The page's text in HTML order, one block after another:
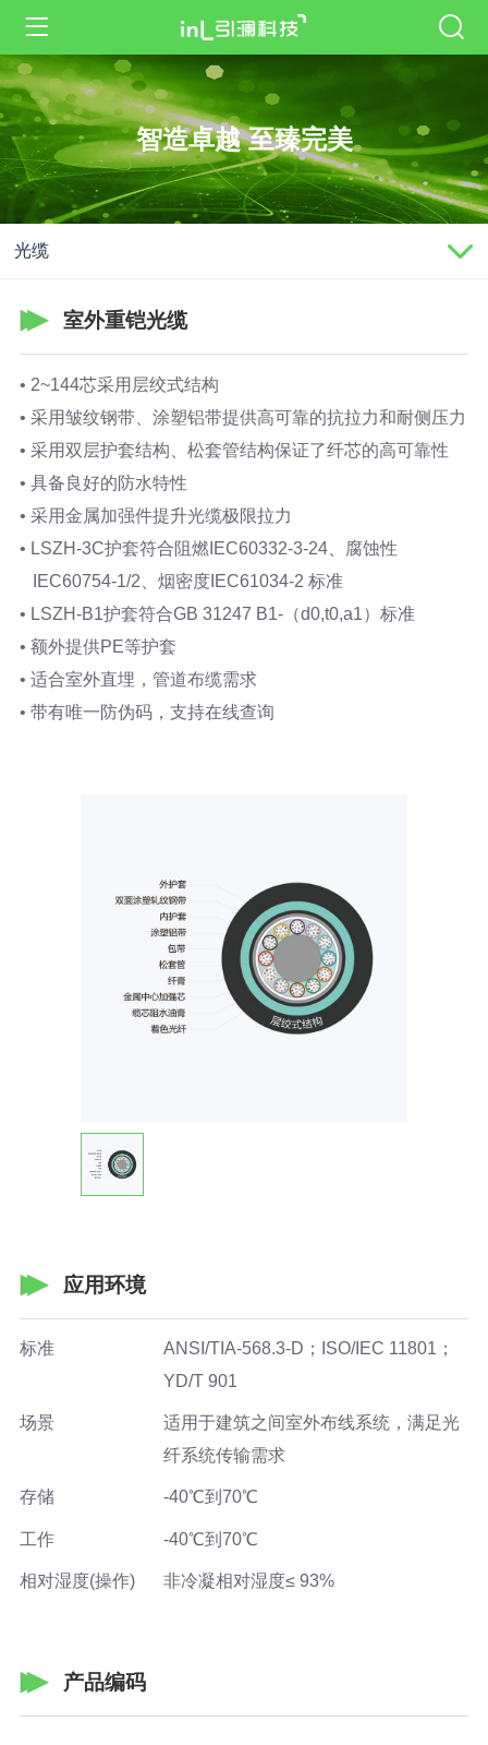
智造卓越 至臻完美
光缆
室外重铠光缆
• 2~144芯采用层绞式结构
• 采用皱纹钢带、涂塑铝带提供高可靠的抗拉力和耐侧压力
• 采用双层护套结构、松套管结构保证了纤芯的高可靠性
• 具备良好的防水特性
• 采用金属加强件提升光缆极限拉力
• LSZH-3C护套符合阻燃IEC60332-3-24、腐蚀性
IEC60754-1/2、烟密度IEC61034-2 标准
• LSZH-B1护套符合GB 31247 B1-（d0,t0,a1）标准
• 额外提供PE等护套
• 适合室外直埋，管道布缆需求
• 带有唯一防伪码，支持在线查询
应用环境
标准
ANSI/TIA-568.3-D；ISO/IEC 11801；
YD/T 901
场景
适用于建筑之间室外布线系统，满足光
纤系统传输需求
存储 -40℃到70℃
工作 -40℃到70℃
相对湿度(操作) 非冷凝相对湿度≤ 93%
产品编码